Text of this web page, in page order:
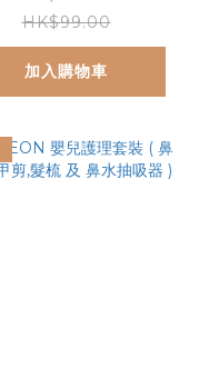
HK$99.00
加入購物車